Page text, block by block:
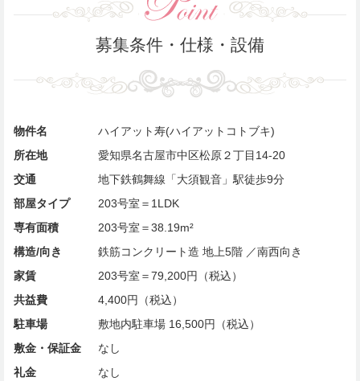
募集条件・仕様・設備
物件名
ハイアット寿(ハイアットコトブキ)
所在地
愛知県名古屋市中区松原２丁目14-20
交通
地下鉄鶴舞線「大須観音」駅徒歩9分
部屋タイプ
203号室＝1LDK
専有面積
203号室＝38.19m²
構造/向き
鉄筋コンクリート造 地上5階 ／南西向き
家賃
203号室＝79,200円（税込）
共益費
4,400円（税込）
駐車場
敷地内駐車場 16,500円（税込）
敷金・保証金
なし
礼金
なし